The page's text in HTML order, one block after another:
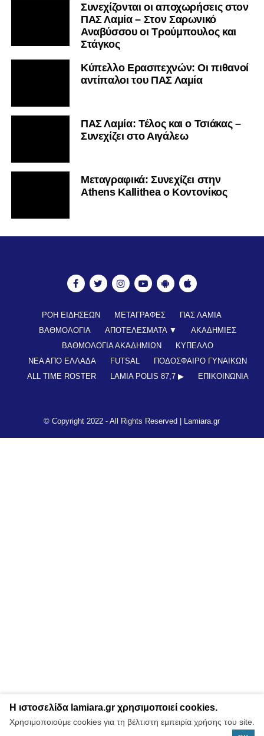
Συνεχίζονται οι αποχωρήσεις στον
ΠΑΣ Λαμία – Στον Σαρωνικό
Αναβύσσου οι Τρούμπουλος και
Στάγκος
Κύπελλο Ερασιτεχνών: Οι πιθανοί
αντίπαλοι του ΠΑΣ Λαμία
ΠΑΣ Λαμία: Τέλος και ο Τσιάκας –
Συνεχίζει στο Αιγάλεω
Mεταγραφικά: Συνεχίζει στην
Athens Kallithea ο Κοντονίκος
ΡΟΗ ΕΙΔΗΣΕΩΝ ΜΕΤΑΓΡΑΦΕΣ
ΠΑΣ ΛΑΜΙΑ
ΒΑΘΜΟΛΟΓΙΑ
ΑΠΟΤΕΛΕΣΜΑΤΑ ▼
ΑΚΑΔΗΜΙΕΣ
ΒΑΘΜΟΛΟΓΙΑ ΑΚΑΔΗΜΙΩΝ
ΚΥΠΕΛΛΟ
ΝΕΑ ΑΠΟ ΕΛΛΑΔΑ
FUTSAL
ΠΟΔΟΣΦΑΙΡΟ ΓΥΝΑΙΚΩΝ
ALL TIME ROSTER
LAMIA POLIS 87,7 ▶︎ ΕΠΙΚΟΙΝΩΝΊΑ
© Copyright 2022 - All Rights Reserved | Lamiara.gr
Η ιστοσελίδα lamiara.gr χρησιμοποιεί cookies.
Χρησιμοποιούμε cookies για τη βέλτιστη εμπειρία χρήσης του site.